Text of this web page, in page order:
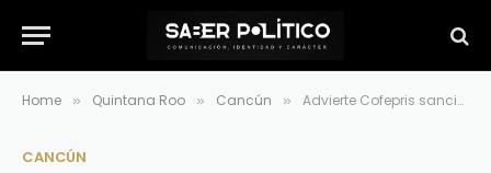
Home » Quintana Roo » Cancún » Advierte Cofepris sanciones para embarcaciones que hagan fiestas en el mar
CANCÚN